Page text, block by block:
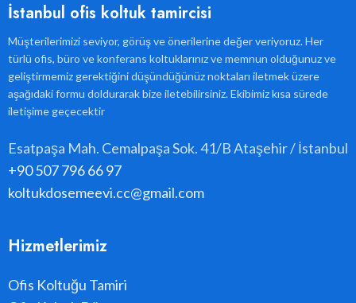
İstanbul ofis koltuk tamircisi
Müşterilerimizi seviyor, görüş ve önerilerine değer veriyoruz. Her
türlü ofis, büro ve konferans koltuklarınız ve memnun olduğunuz ve
geliştirmemiz gerektiğini düşündüğünüz noktaları iletmek üzere
aşağıdaki formu doldurarak bize iletebilirsiniz. Ekibimiz kısa sürede
iletişime geçecektir
Esatpaşa Mah. Cemalpaşa Sok. 41/B Ataşehir / İstanbul
+90 507 796 66 97
koltukdosemeevi.cc@gmail.com
Hizmetlerimiz
Ofis Koltuğu Tamiri